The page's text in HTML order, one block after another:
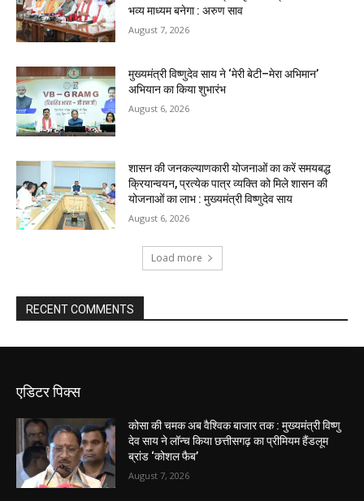
भव्य माध्यम बनेगा : अरुण साव
August 7, 2026
मुख्यमंत्री विष्णुदेव साय ने ‘मेरी बेटी–मेरा अभिमान’
अभियान का किया शुभारंभ
August 6, 2026
शासन की जनकल्याणकारी योजनाओं का करें समयबद्ध
क्रियान्वयन, प्रत्येक पात्र व्यक्ति को मिले शासन की
योजनाओं का लाभ : मुख्यमंत्री विष्णुदेव साय
August 6, 2026
Load more
RECENT COMMENTS
एडिटर पिक्स
कोसा की चमक अब वैश्विक बाजार तक : मुख्यमंत्री विष्णु
देव साय ने लॉन्च किया छत्तीसगढ़ का प्रीमियम हैंडलूम
ब्रांड ‘कोशल फैब’
August 7, 2026